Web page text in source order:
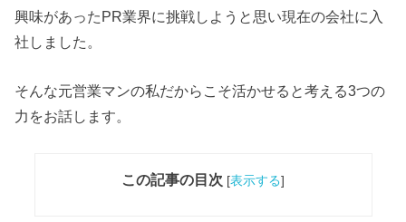
興味があったPR業界に挑戦しようと思い現在の会社に入
社しました。
そんな元営業マンの私だからこそ活かせると考える3つの
力をお話します。
この記事の目次 [表示する]